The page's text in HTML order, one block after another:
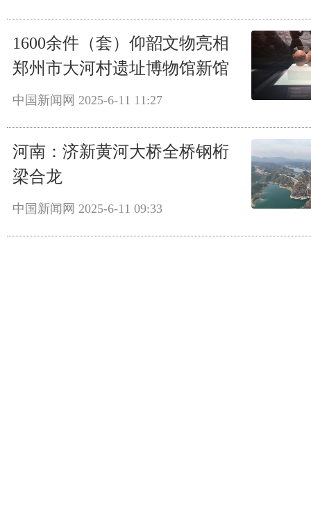
1600余件（套）仰韶文物亮相
郑州市大河村遗址博物馆新馆
中国新闻网 2025-6-11 11:27
河南：济新黄河大桥全桥钢桁
梁合龙
中国新闻网 2025-6-11 09:33